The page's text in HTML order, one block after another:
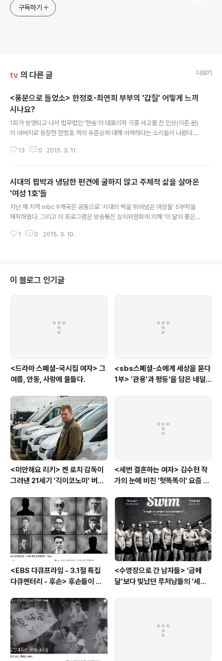
구독하기
tv 의 다른 글 더보기
<풍문으로 들었소> 한정호-최연희 부부의 '갑질' 어떻게 느끼
시나요?
1회가 방영되고 나서 법무법인 '한송'의 대표이자 극중 사고를 친 인상(이준 분)
의 아버지로 등장한 한정호 역의 유준상에 대해 어색하다는 소리들이 나왔다.
것이 유준상이나, 유호정 두 사람 모두 그간 드라마를 통해 보여준 역할 들이 착
스 오블리제'를 운운하는 상류층으로 등장하니, 그런 캐릭터에 시청자들이 쉽게
적응하기 힘들었기 때문었다. 하지만, 6회를 경과한 에서 이제는 그 누구도 한
정호의 유준상과, 최연희의 유호정에게 어색하다는 소리를 하지 않는다. 아니,
오히려 그들..
13 0 2015. 3. 11.
시대의 핍박과 냉담한 편견에 굴하지 않고 주체적 삶을 살아온
'여성 1호'들
지난 해 지역 mbc 9개국은 공동으로 '시대의 벽을 뛰어넘은 여성들' 5부작을
제작하였다. 그리고 이 프로그램은 방송통신 심의위원회에 의해 '이 달의 좋은
중 그간 상대적으로 조명받지 못한 여성 1호들을 모아, '시대의 벽을 넘은 여
로 널리 알려진 박경원이 있기에, 이 '최초'는 논란의 대상이 된다.하지만 은 진
정한 여성 비행사 1호로 권기옥을 내세운다. 공식적인 비행 자격증으로 따진다
1 0 2015. 3. 10.
이 블로그 인기글
<드라마 스페셜-국시집 여자> 그
여름, 안동, 사랑에 물들다.
<sbs스폐셜-쇼에게 세상을 묻다
1부> '관용'과 평등'을 담은 네덜
<미안해요 리키> 켄 로치 감독이
그려낸 21세기 '긱이코노미' 버전
<세번 결혼하는 여자> 김수현 작
가의 눈에 비친 '헛똑똑이' 요즘 여
<EBS 다큐프라임 - 3.1절 특집
다큐멘터리 - 후손> 후손들이 말
고 후손들이 짊어진 삶의 무게
<수영장으로 간 남자들> '금메
달'보다 빛났던 루저남들의 '세라